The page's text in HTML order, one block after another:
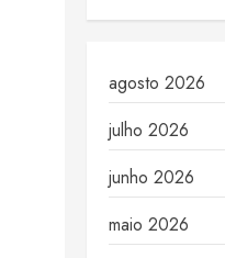
agosto 2026
julho 2026
junho 2026
maio 2026